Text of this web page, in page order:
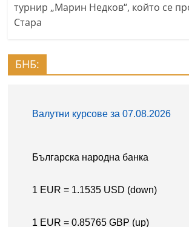
турнир „Марин Недков“, който се
Стара
БНБ: